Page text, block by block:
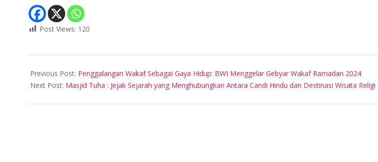
Post Views: 120
04-
03
Previous Post: Penggalangan Wakaf Sebagai Gaya Hidup: BWI Menggelar Gebyar Wakaf Ramadan 2024
Next Post: Masjid Tuha : Jejak Sejarah yang Menghubungkan Antara Candi Hindu dan Destinasi Wisata Religi